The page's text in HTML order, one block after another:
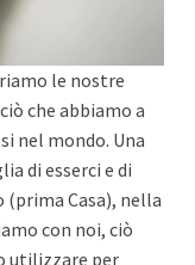
le nostre
che abbiamo a
nel mondo. Una
di esserci e di
Casa), nella
con noi, ciò
utilizzare per